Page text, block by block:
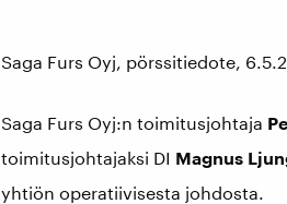
Saga Furs Oyj, pörssitiedote,
Saga Furs Oyj:n toimitusjohtaja
toimitusjohtajaksi DI Magnus
yhtiön operatiivisesta johdosta.